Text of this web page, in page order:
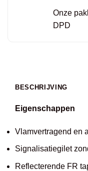
Onze
DPD
BESCHRIJVING
Eigenschappen
Vlamvertragend en
Signalisatiegilet
Reflecterende FR